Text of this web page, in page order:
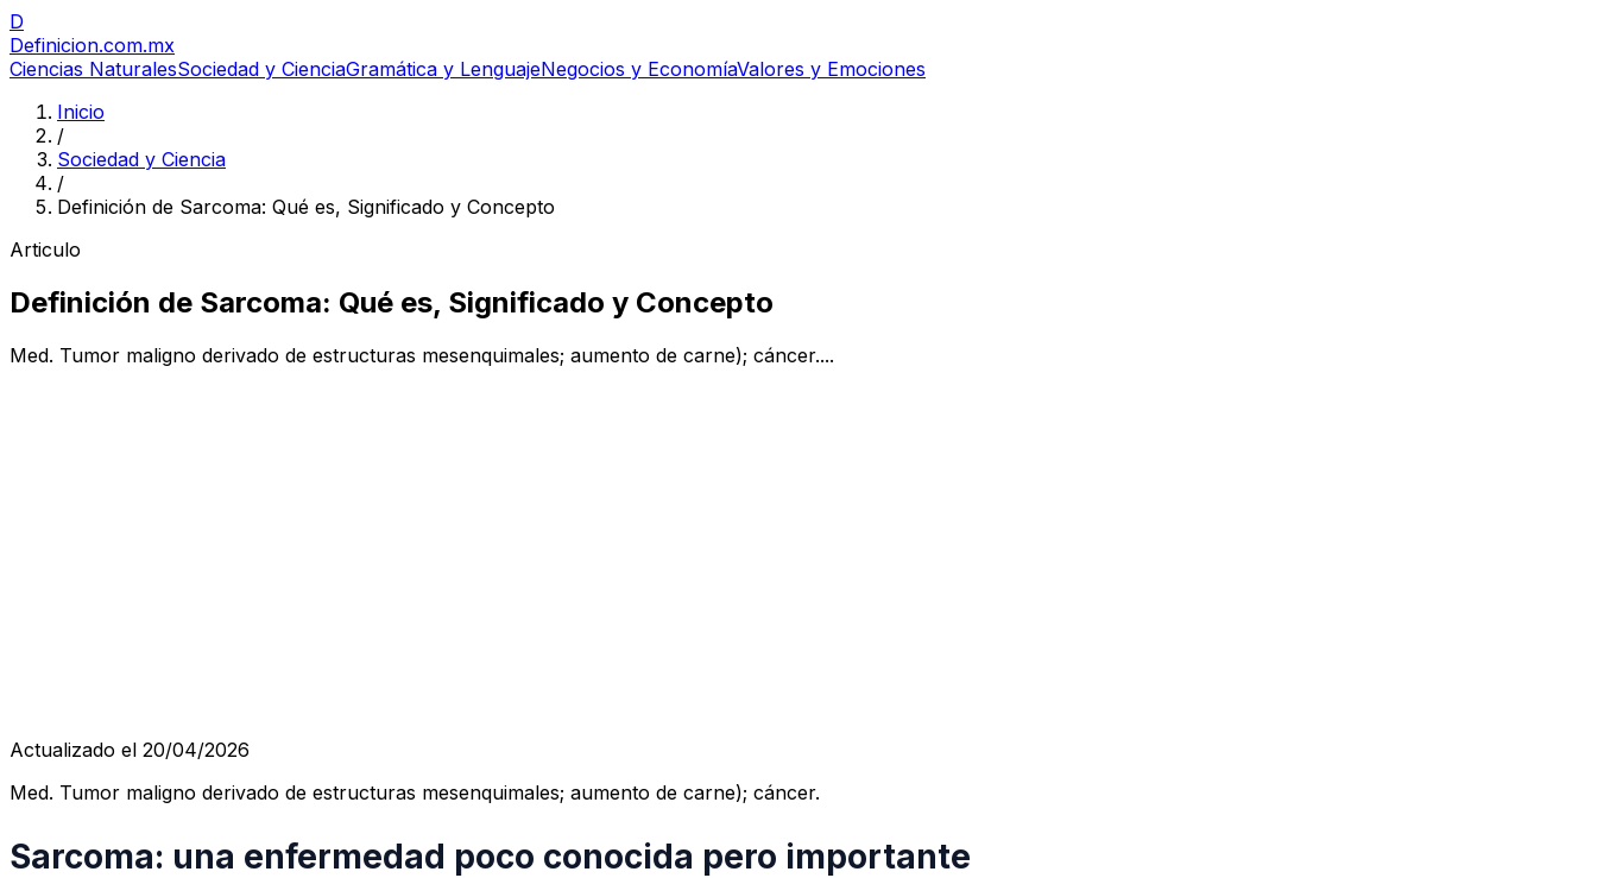
D
Definicion.com.mx
Ciencias NaturalesSociedad y CienciaGramática y LenguajeNegocios y EconomíaValores y Emociones
Inicio
/
Sociedad y Ciencia
/
Definición de Sarcoma: Qué es, Significado y Concepto
Articulo
Definición de Sarcoma: Qué es, Significado y Concepto
Med. Tumor maligno derivado de estructuras mesenquimales; aumento de carne); cáncer....
Actualizado el 20/04/2026
Med. Tumor maligno derivado de estructuras mesenquimales; aumento de carne); cáncer.
Sarcoma: una enfermedad poco conocida pero importante